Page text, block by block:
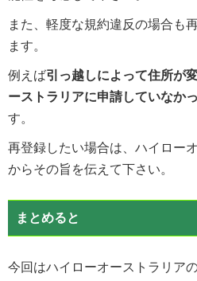
また、軽度な規約違反の場合も
ます。
例えば引っ越しによって住所が
ーストラリアに申請していなか
す。
再登録したい場合は、ハイロー
からその旨を伝えて下さい。
まとめると
今回はハイローオーストラリア